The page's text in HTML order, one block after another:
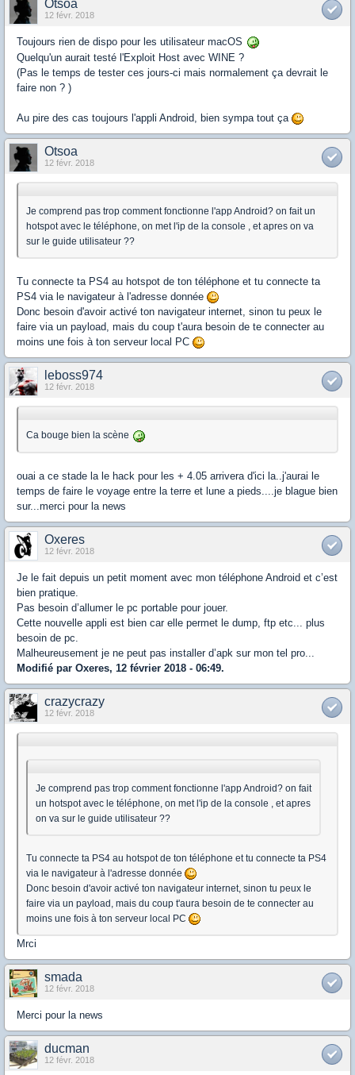
Otsoa
12 févr. 2018
Toujours rien de dispo pour les utilisateur macOS
Quelqu'un aurait testé l'Exploit Host avec WINE ?
(Pas le temps de tester ces jours-ci mais normalement ça devrait le
faire non ? )
Au pire des cas toujours l'appli Android, bien sympa tout ça
Otsoa
12 févr. 2018
Je comprend pas trop comment fonctionne l'app Android? on fait un
hotspot avec le téléphone, on met l'ip de la console , et apres on va
sur le guide utilisateur ??
Tu connecte ta PS4 au hotspot de ton téléphone et tu connecte ta
PS4 via le navigateur à l'adresse donnée
Donc besoin d'avoir activé ton navigateur internet, sinon tu peux le
faire via un payload, mais du coup t'aura besoin de te connecter au
moins une fois à ton serveur local PC
leboss974
12 févr. 2018
Ca bouge bien la scène
ouai a ce stade la le hack pour les + 4.05 arrivera d'ici la..j'aurai le
temps de faire le voyage entre la terre et lune a pieds....je blague bien
sur...merci pour la news
Oxeres
12 févr. 2018
Je le fait depuis un petit moment avec mon téléphone Android et c’est
bien pratique.
Pas besoin d’allumer le pc portable pour jouer.
Cette nouvelle appli est bien car elle permet le dump, ftp etc... plus
besoin de pc.
Malheureusement je ne peut pas installer d’apk sur mon tel pro...
Modifié par Oxeres, 12 février 2018 - 06:49.
crazycrazy
12 févr. 2018
Je comprend pas trop comment fonctionne l'app Android? on fait
un hotspot avec le téléphone, on met l'ip de la console , et apres
on va sur le guide utilisateur ??
Tu connecte ta PS4 au hotspot de ton téléphone et tu connecte ta PS4
via le navigateur à l'adresse donnée
Donc besoin d'avoir activé ton navigateur internet, sinon tu peux le
faire via un payload, mais du coup t'aura besoin de te connecter au
moins une fois à ton serveur local PC
Mrci
smada
12 févr. 2018
Merci pour la news
ducman
12 févr. 2018